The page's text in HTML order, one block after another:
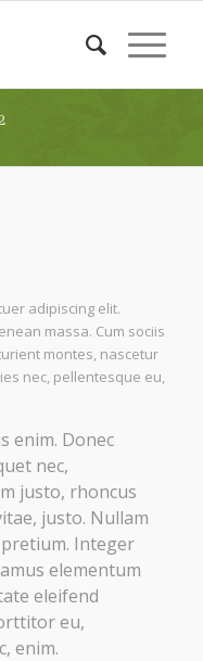
adipiscing elit.
massa. Cum sociis
montes, nascetur
nec, pellentesque eu,
enim. Donec
nec,
justo, rhoncus
justo. Nullam
Integer
elementum
eleifend
eu,
enim.